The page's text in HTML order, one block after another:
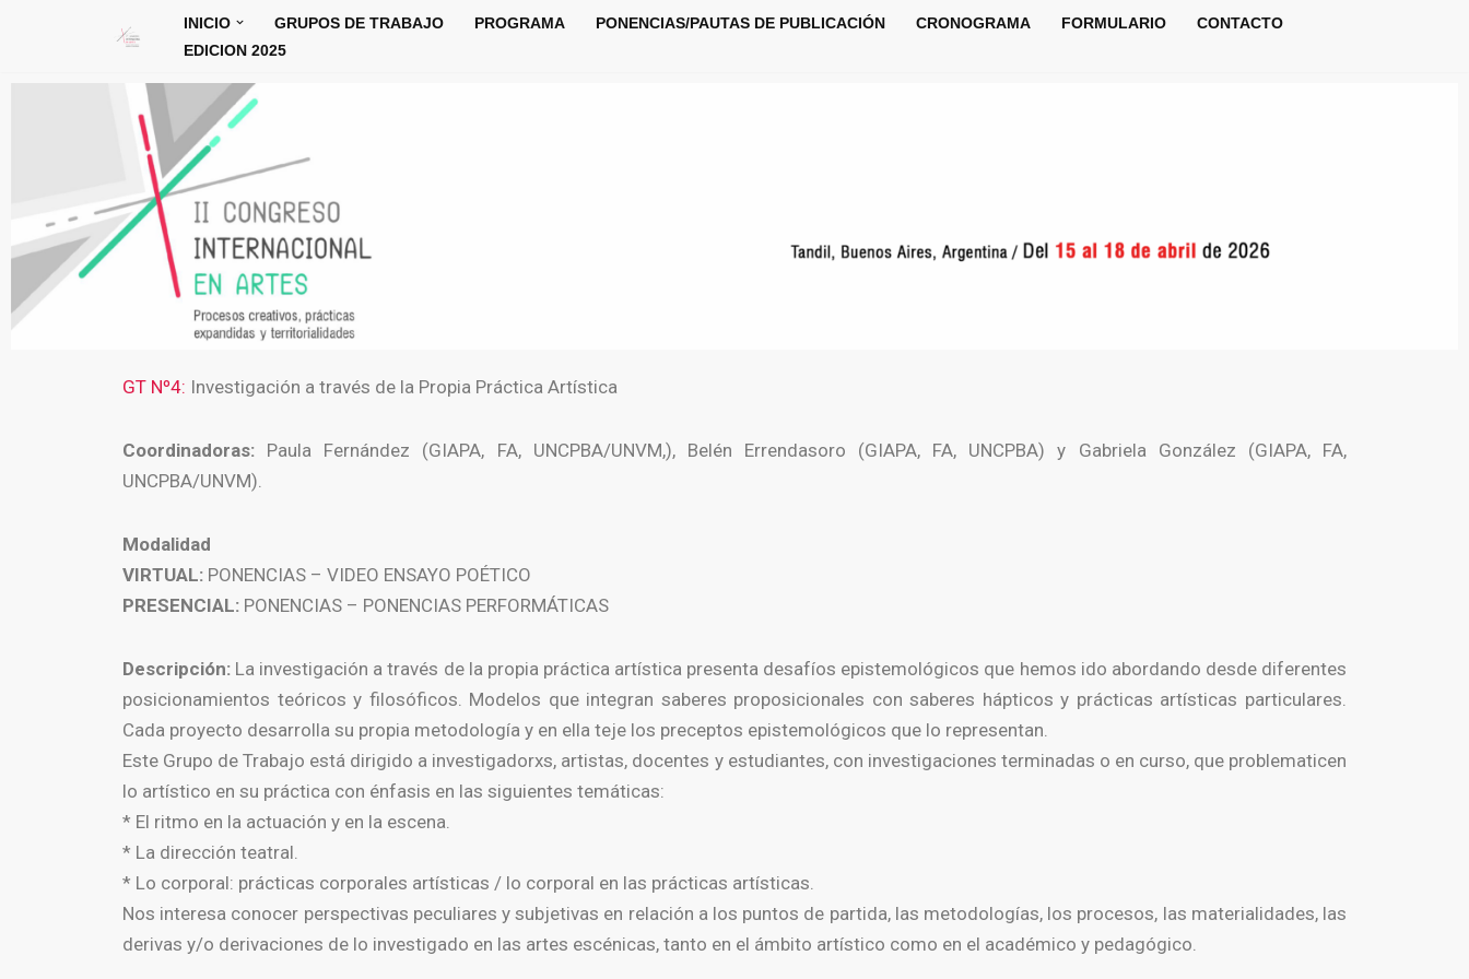
INICIO GRUPOS DE TRABAJO PROGRAMA PONENCIAS/PAUTAS DE PUBLICACIÓN CRONOGRAMA FORMULARIO
CONTACTO
EDICION 2025
GT Nº4: Investigación a través de la Propia Práctica Artística
Coordinadoras: Paula Fernández (GIAPA, FA, UNCPBA/UNVM,), Belén Errendasoro (GIAPA, FA, UNCPBA) y Gabriela González (GIAPA, FA,
UNCPBA/UNVM).
Modalidad
VIRTUAL: PONENCIAS – VIDEO ENSAYO POÉTICO
PRESENCIAL: PONENCIAS – PONENCIAS PERFORMÁTICAS
Descripción: La investigación a través de la propia práctica artística presenta desafíos epistemológicos que hemos ido abordando desde diferentes
posicionamientos teóricos y filosóficos. Modelos que integran saberes proposicionales con saberes hápticos y prácticas artísticas particulares.
Cada proyecto desarrolla su propia metodología y en ella teje los preceptos epistemológicos que lo representan.
Este Grupo de Trabajo está dirigido a investigadorxs, artistas, docentes y estudiantes, con investigaciones terminadas o en curso, que problematicen
lo artístico en su práctica con énfasis en las siguientes temáticas:
* El ritmo en la actuación y en la escena.
* La dirección teatral.
* Lo corporal: prácticas corporales artísticas / lo corporal en las prácticas artísticas.
Nos interesa conocer perspectivas peculiares y subjetivas en relación a los puntos de partida, las metodologías, los procesos, las materialidades, las
derivas y/o derivaciones de lo investigado en las artes escénicas, tanto en el ámbito artístico como en el académico y pedagógico.